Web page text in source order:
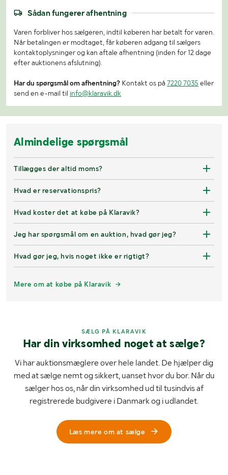
Sådan fungerer afhentning
Varen forbliver hos sælgeren, indtil køberen har betalt for varen.
Når betalingen er modtaget, får køberen adgang til sælgers
kontaktoplysninger og kan aftale afhentning (inden for 12 dage
efter auktionens afslutning).
Har du spørgsmål om afhentning? Kontakt os på 7220 7035 eller
send en e-mail til info@klaravik.dk
Almindelige spørgsmål
Tillægges der altid moms?
Hvad er reservationspris?
Hvad koster det at købe på Klaravik?
Jeg har spørgsmål om en auktion, hvad gør jeg?
Hvad gør jeg, hvis noget ikke er rigtigt?
Mere om at købe på Klaravik
SÆLG PÅ KLARAVIK
Har din virksomhed noget at sælge?
Vi har auktionsmæglere over hele landet. De hjælper dig
med at sælge nemt og sikkert, uanset hvor du bor. Når du
sælger hos os, når din virksomhed ud til tusindvis af
registrerede budgivere i Danmark og i udlandet.
Læs mere om at sælge